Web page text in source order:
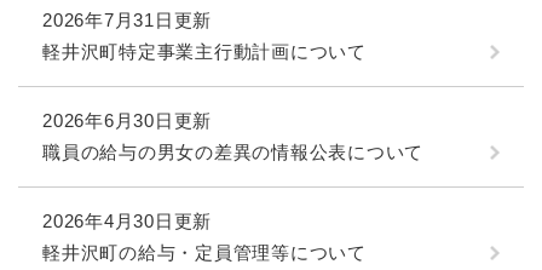
2026年7月31日更新
軽井沢町特定事業主行動計画について
2026年6月30日更新
職員の給与の男女の差異の情報公表について
2026年4月30日更新
軽井沢町の給与・定員管理等について